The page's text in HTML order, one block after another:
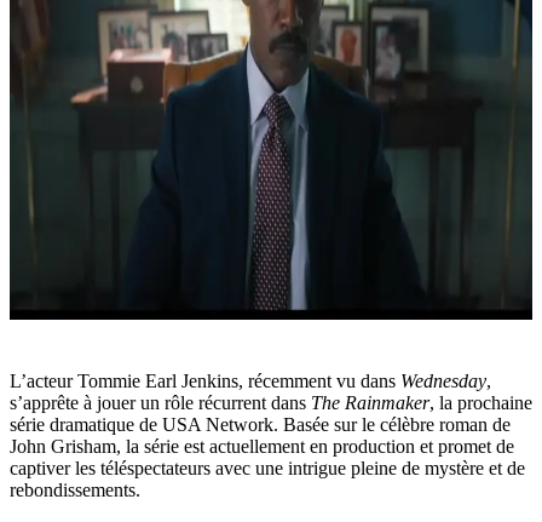
L’acteur Tommie Earl Jenkins, récemment vu dans Wednesday,
s’apprête à jouer un rôle récurrent dans The Rainmaker, la prochaine
série dramatique de USA Network. Basée sur le célèbre roman de
John Grisham, la série est actuellement en production et promet de
captiver les téléspectateurs avec une intrigue pleine de mystère et de
rebondissements.